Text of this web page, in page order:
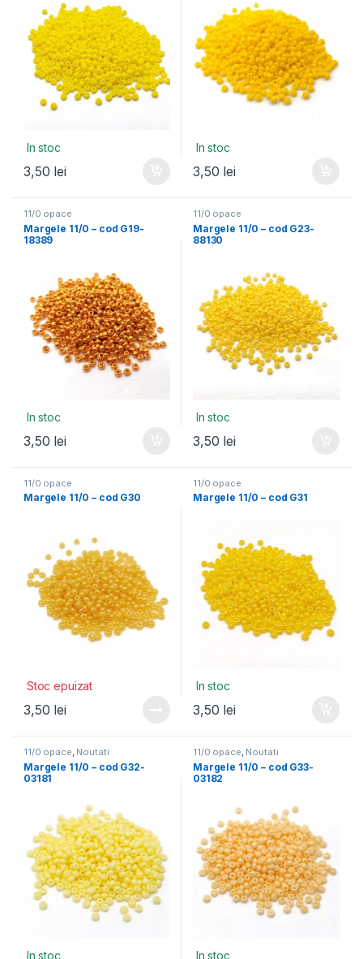
In stoc
3,50 lei
In stoc
3,50 lei
11/0 opace
Margele 11/0 – cod G19-
18389
In stoc
3,50 lei
11/0 opace
Margele 11/0 – cod G23-
88130
In stoc
3,50 lei
11/0 opace
Margele 11/0 – cod G30
Stoc epuizat
3,50 lei
11/0 opace
Margele 11/0 – cod G31
In stoc
3,50 lei
11/0 opace, Noutati
Margele 11/0 – cod G32-
03181
In stoc
11/0 opace, Noutati
Margele 11/0 – cod G33-
03182
In stoc